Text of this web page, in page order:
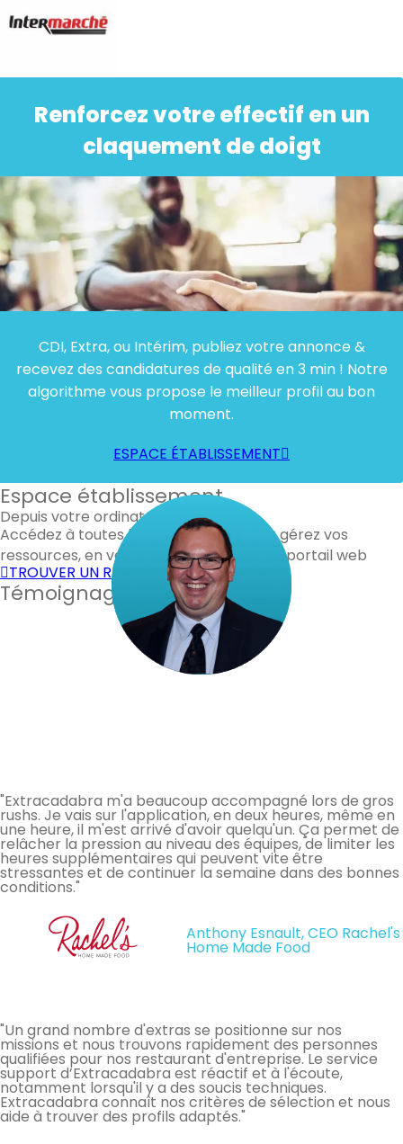
Renforcez votre effectif en un
claquement de doigt
CDI, Extra, ou Intérim, publiez votre annonce &
recevez des candidatures de qualité en 3 min ! Notre
algorithme vous propose le meilleur profil au bon
moment.
ESPACE ÉTABLISSEMENT
Espace établissement
Depuis votre ordinateur
Accédez à toutes les fonctionnalités et gérez vos
ressources, en vous connectant à notre portail web
TROUVER UN RENFORT
Témoignages de nos clients
"Extracadabra m'a beaucoup accompagné lors de gros
rushs. Je vais sur l'application, en deux heures, même en
une heure, il m'est arrivé d'avoir quelqu'un. Ça permet de
relâcher la pression au niveau des équipes, de limiter les
heures supplémentaires qui peuvent vite être
stressantes et de continuer la semaine dans des bonnes
conditions."
Anthony Esnault, CEO Rachel's
Home Made Food
"Un grand nombre d'extras se positionne sur nos
missions et nous trouvons rapidement des personnes
qualifiées pour nos restaurant d'entreprise. Le service
support d’Extracadabra est réactif et à l'écoute,
notamment lorsqu'il y a des soucis techniques.
Extracadabra connaît nos critères de sélection et nous
aide à trouver des profils adaptés."